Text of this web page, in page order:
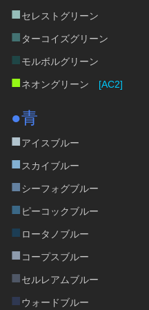
■セレストグリーン
■ ターコイズグリーン
■モルボルグリーン
■ネオングリーン [AC2]
●青
■アイスブルー
■ スカイブルー
■シーフォグブルー
■ ピーコックブルー
■ ロータノブルー
■ コープスブルー
■セルレアムブルー
■ウォードブルー